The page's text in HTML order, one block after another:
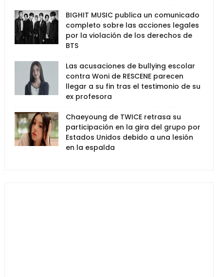
BIGHIT MUSIC publica un comunicado
completo sobre las acciones legales
por la violación de los derechos de
BTS
Las acusaciones de bullying escolar
contra Woni de RESCENE parecen
llegar a su fin tras el testimonio de su
ex profesora
Chaeyoung de TWICE retrasa su
participación en la gira del grupo por
Estados Unidos debido a una lesión
en la espalda